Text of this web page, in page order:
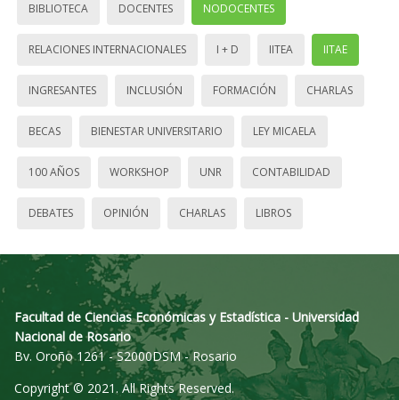
BIBLIOTECA DOCENTES NODOCENTES
RELACIONES INTERNACIONALES I + D IITEA IITAE
INGRESANTES INCLUSIÓN FORMACIÓN CHARLAS
BECAS BIENESTAR UNIVERSITARIO LEY MICAELA
100 AÑOS WORKSHOP UNR CONTABILIDAD
DEBATES OPINIÓN CHARLAS LIBROS
Facultad de Ciencias Económicas y Estadística - Universidad
Nacional de Rosario
Bv. Oroño 1261 - S2000DSM - Rosario
Copyright © 2021. All Rights Reserved.